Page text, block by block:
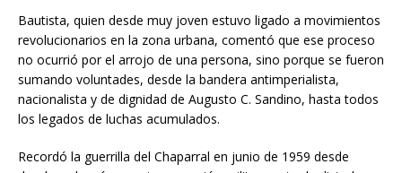
Bautista, quien desde muy joven estuvo ligado a movimientos
revolucionarios en la zona urbana, comentó que ese proceso
no ocurrió por el arrojo de una persona, sino porque se fueron
sumando voluntades, desde la bandera antimperialista,
nacionalista y de dignidad de Augusto C. Sandino, hasta todos
los legados de luchas acumulados.
Recordó la guerrilla del Chaparral en junio de 1959 desde